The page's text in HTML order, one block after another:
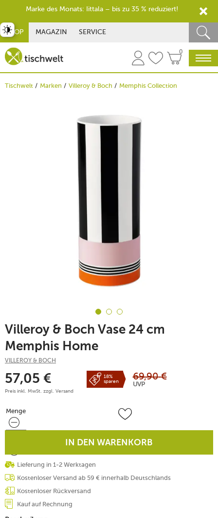
SHOP MAGAZIN SERVICE
0
Tischwelt Marken Villeroy & Boch Memphis Collection
Villeroy & Boch Vase 24 cm
Memphis Home
VILLEROY & BOCH
57,05 €
Preis inkl. MwSt. zzgl. Versand
18%
sparen
69,90 €
UVP
Menge
Menge
IN DEN WARENKORB
Lieferung in 1-2 Werktagen
Kostenloser Versand ab 59 € innerhalb Deutschlands
Kostenloser Rückversand
Kauf auf Rechnung
umschalten
Marke des Monats: Iittala – bis zu 35 % reduziert!